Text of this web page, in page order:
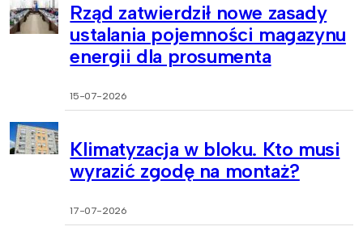
Rząd zatwierdził nowe zasady
ustalania pojemności magazynu
energii dla prosumenta
15-07-2026
Klimatyzacja w bloku. Kto musi
wyrazić zgodę na montaż?
17-07-2026